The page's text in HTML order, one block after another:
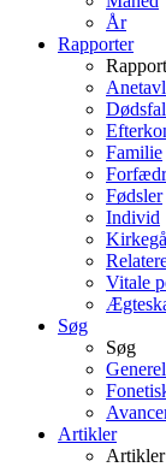
År
Rapporter
Familie
Fødsler
Individ
Vitale
Søg
Søg
Artikler
Artikler